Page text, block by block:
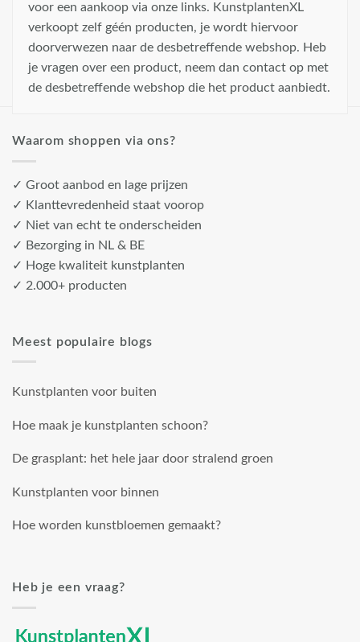
voor een aankoop via onze links. KunstplantenXL
verkoopt zelf géén producten, je wordt hiervoor
doorverwezen naar de desbetreffende webshop. Heb
je vragen over een product, neem dan contact op met
de desbetreffende webshop die het product aanbiedt.
Waarom shoppen via ons?
✓ Groot aanbod en lage prijzen
✓ Klanttevredenheid staat voorop
✓ Niet van echt te onderscheiden
✓ Bezorging in NL & BE
✓ Hoge kwaliteit kunstplanten
✓ 2.000+ producten
Meest populaire blogs
Kunstplanten voor buiten
Hoe maak je kunstplanten schoon?
De grasplant: het hele jaar door stralend groen
Kunstplanten voor binnen
Hoe worden kunstbloemen gemaakt?
Heb je een vraag?